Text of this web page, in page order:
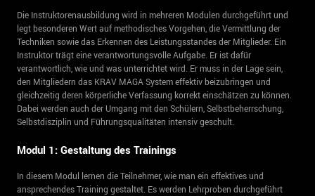
Die Instruktorenausbildung wird in mehreren Modulen durchgeführt und
legt besonderen Wert auf methodisches Vorgehen, die Vermittlung der
Techniken sowie das Erkennen des Leistungsstandes der Mitglieder. Ein
Instruktor trägt eine verantwortungsvolle Aufgabe. Er ist dafür
verantwortlich, wie und was unterrichtet wird. Er muss in der Lage sein,
den Mitgliedern das KRAV MAGA System effektiv beizubringen und
gleichzeitig deren körperliche Verfassung korrekt einschätzen zu können.
Dabei werden auch der Umgang mit den Schülern, Selbstbeherrschung,
Selbstdisziplin und Führungsqualitäten intensiv geschult.
Modul 1: Gestaltung des Trainings
In diesem Modul lernen die Teilnehmer, wie man ein effektives und
ansprechendes Training gestaltet. Es werden Lehrproben durchgeführt